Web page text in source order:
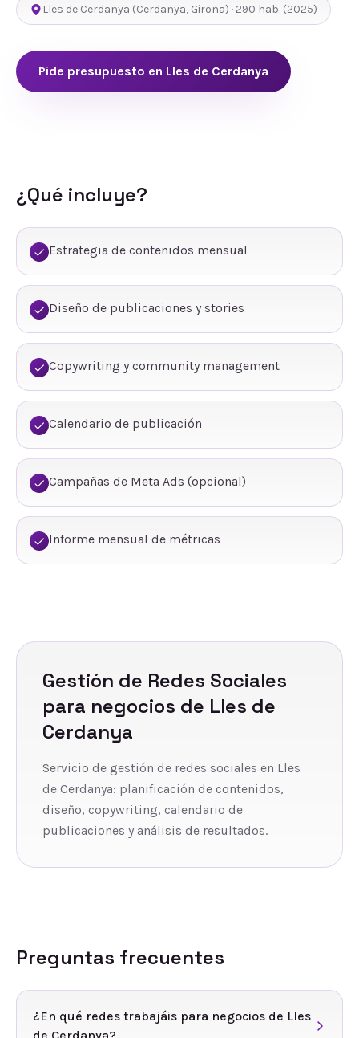
Lles de Cerdanya (Cerdanya, Girona) · 290 hab. (2025)
Pide presupuesto en Lles de Cerdanya
¿Qué incluye?
Estrategia de contenidos mensual
Diseño de publicaciones y stories
Copywriting y community management
Calendario de publicación
Campañas de Meta Ads (opcional)
Informe mensual de métricas
Gestión de Redes Sociales
para negocios de Lles de
Cerdanya
Servicio de gestión de redes sociales en Lles
de Cerdanya: planificación de contenidos,
diseño, copywriting, calendario de
publicaciones y análisis de resultados.
Preguntas frecuentes
¿En qué redes trabajáis para negocios de Lles